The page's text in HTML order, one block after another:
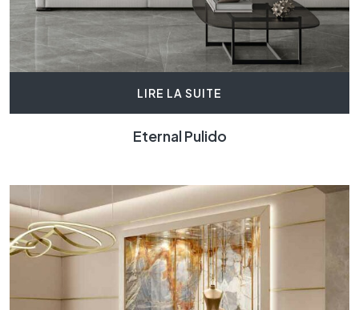
LIRE LA SUITE
Eternal Pulido